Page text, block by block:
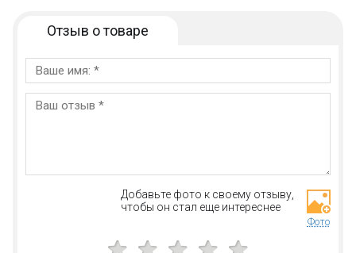
Отзыв о товаре
Добавьте фото к своему отзыву,
чтобы он стал еще интереснее
Фото